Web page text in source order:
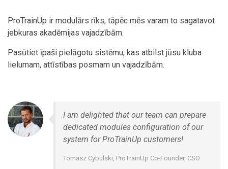
ProTrainUp ir modulārs rīks, tāpēc mēs varam to sagatavot
jebkuras akadēmijas vajadzībām.
Pasūtiet īpaši pielāgotu sistēmu, kas atbilst jūsu kluba
lielumam, attīstības posmam un vajadzībām.
I am delighted that our team can prepare
dedicated modules configuration of our
system for ProTrainUp customers!
Tomasz Cybulski, ProTrainUp Co-Founder, CSO